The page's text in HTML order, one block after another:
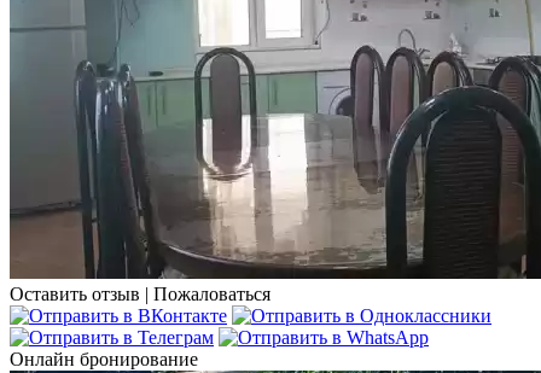
Оставить отзыв | Пожаловаться
Онлайн бронирование